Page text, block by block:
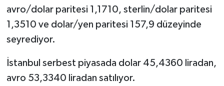
avro/dolar paritesi 1,1710, sterlin/dolar paritesi
1,3510 ve dolar/yen paritesi 157,9 düzeyinde
seyrediyor.
İstanbul serbest piyasada dolar 45,4360 liradan,
avro 53,3340 liradan satılıyor.